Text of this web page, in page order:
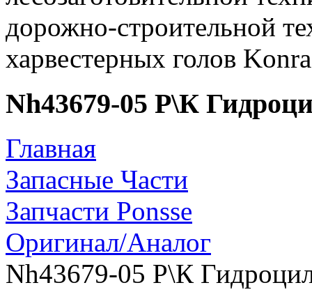
дорожно-строительной
харвестерных голов
Nh43679-05 Р\К
Главная
Запасные Части
Запчасти Ponsse
Оригинал/Аналог
Nh43679-05 Р\К